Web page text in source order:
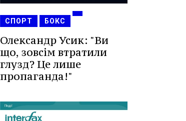
СПОРТ БОКС
Олександр Усик: "Ви
що, зовсім втратили
глузд? Це лише
пропаганда!"